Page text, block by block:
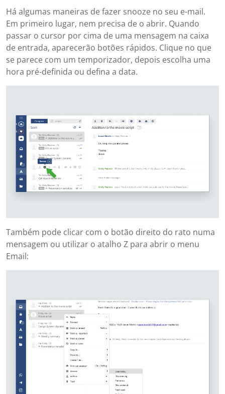
Há algumas maneiras de fazer snooze no seu e-mail.
Em primeiro lugar, nem precisa de o abrir. Quando
passar o cursor por cima de uma mensagem na caixa
de entrada, aparecerão botões rápidos. Clique no que
se parece com um temporizador, depois escolha uma
hora pré-definida ou defina a data.
Também pode clicar com o botão direito do rato numa
mensagem ou utilizar o atalho Z para abrir o menu
Email: